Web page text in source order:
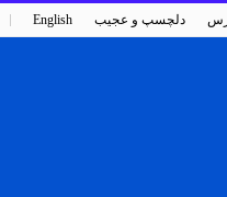
English دلچسپ و عجیب